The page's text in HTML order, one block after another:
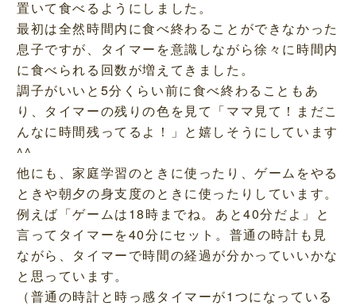
置いて食べるようにしました。
最初は全然時間内に食べ終わることができなかった
息子ですが、タイマーを意識しながら徐々に時間内
に食べられる回数が増えてきました。
調子がいいと5分くらい前に食べ終わることもあ
り、タイマーの残りの色を見て「ママ見て！まだこ
んなに時間残ってるよ！」と嬉しそうにしています
^^
他にも、家庭学習のときに使ったり、ゲームをやる
ときや朝夕の身支度のときに使ったりしています。
例えば「ゲームは18時までね。あと40分だよ」と
言ってタイマーを40分にセット。普通の時計も見
ながら、タイマーで時間の経過が分かっていいかな
と思っています。
（普通の時計と時っ感タイマーが1つになっている